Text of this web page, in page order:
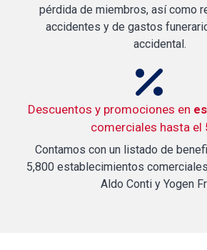
pérdida de miembros, así como
accidentes y de gastos
accidental.
Descuentos y promociones en
comerciales hasta el
Contamos con un listado de
5,800 establecimientos
Aldo Conti y Yogen